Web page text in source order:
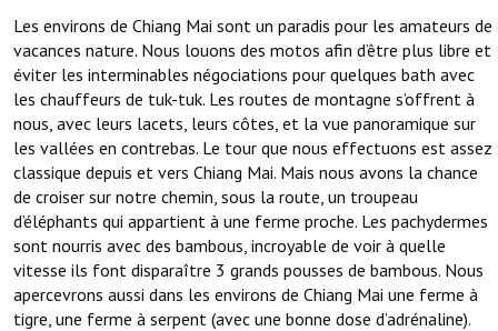
Les environs de Chiang Mai sont un paradis pour les amateurs de
vacances nature. Nous louons des motos afin d’être plus libre et
éviter les interminables négociations pour quelques bath avec
les chauffeurs de tuk-tuk. Les routes de montagne s’offrent à
nous, avec leurs lacets, leurs côtes, et la vue panoramique sur
les vallées en contrebas. Le tour que nous effectuons est assez
classique depuis et vers Chiang Mai. Mais nous avons la chance
de croiser sur notre chemin, sous la route, un troupeau
d’éléphants qui appartient à une ferme proche. Les pachydermes
sont nourris avec des bambous, incroyable de voir à quelle
vitesse ils font disparaître 3 grands pousses de bambous. Nous
apercevrons aussi dans les environs de Chiang Mai une ferme à
tigre, une ferme à serpent (avec une bonne dose d’adrénaline).